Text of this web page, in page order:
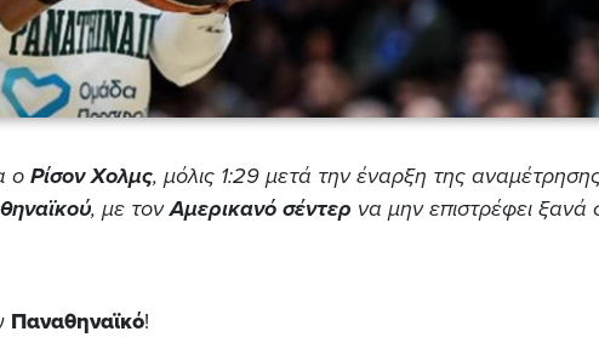
ο Ρίσον Χολμς, μόλις 1:29 μετά την έναρξη της
, με τονΑμερικανό σέντερ να μην επιστρέφει ξανά
Παναθηναϊκό!